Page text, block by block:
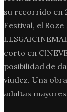
su recorrido en
Festival, el
corto en
posibilidad de
viudez. Una
adultas mayores.